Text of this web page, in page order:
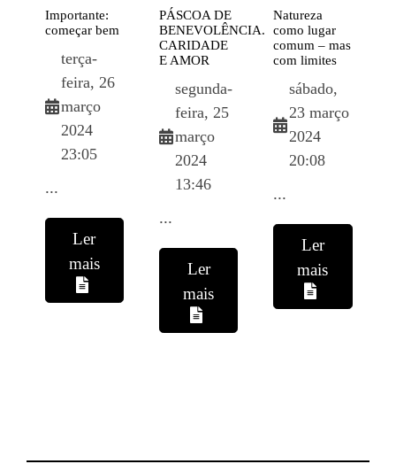
Importante:
começar bem
terça-
feira, 26
março
2024
23:05
...
Ler
mais
PÁSCOADE
BENEVOLÊNCIA.
CARIDADE
E AMOR
segunda-
feira, 25
março
2024
13:46
...
Ler
mais
Natureza
como lugar
comum – mas
com limites
sábado,
23 março
2024
20:08
...
Ler
mais